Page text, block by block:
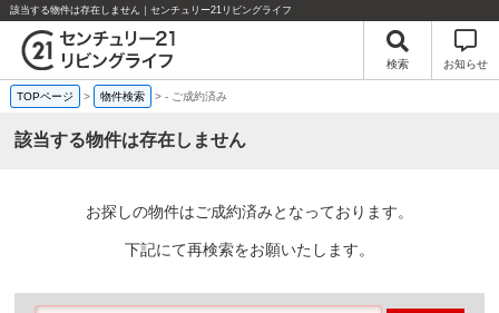
該当する物件は存在しません｜センチュリー21リビングライフ
検索 お知らせ
TOPページ > 物件検索 >- ご成約済み
該当する物件は存在しません
お探しの物件はご成約済みとなっております。
下記にて再検索をお願いたします。